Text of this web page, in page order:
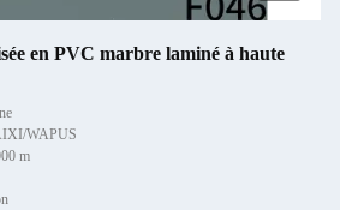
en PVC marbre laminé à haute
WAPUS
m